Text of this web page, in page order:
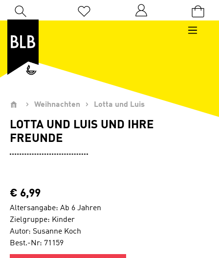
Zum Hauptinhalt springen
Du hast 0 Produkte auf dem Merkzettel
Weihnachten Lotta und Luis
LOTTA UND LUIS UND IHRE
FREUNDE
€ 6,99
Altersangabe: Ab 6 Jahren
Zielgruppe: Kinder
Autor: Susanne Koch
Best.-Nr: 71159